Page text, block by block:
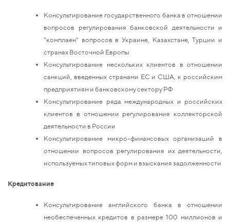
Консультирование государственного банка в отношении
вопросов регулирования банковской деятельности и
"комплаен" вопросов в Украине, Казахстане, Турции и
странах Восточной Европы
Консультирование нескольких клиентов в отношении
санкций, введенных странами ЕС и США, к российским
предприятиям и банковскому сектору РФ
Консультирование ряда международных и российских
клиентов в отношении регулирования коллекторской
деятельности в России
Консультирование микро-финансовых организаций в
отношении вопросов регулирования их деятельности,
используемых типовых форм и взыскания задолженности
Кредитование
Консультирование английского банка в отношении
необеспеченных кредитов в размере 100 миллионов и